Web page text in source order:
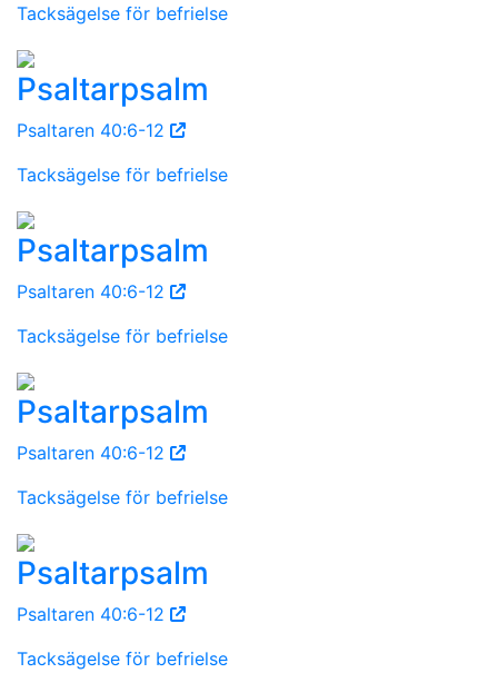
Tacksägelse för befrielse
Psaltarpsalm
Psaltaren 40:6-12
Tacksägelse för befrielse
Psaltarpsalm
Psaltaren 40:6-12
Tacksägelse för befrielse
Psaltarpsalm
Psaltaren 40:6-12
Tacksägelse för befrielse
Psaltarpsalm
Psaltaren 40:6-12
Tacksägelse för befrielse